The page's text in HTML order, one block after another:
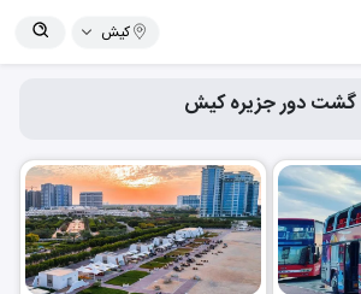
کیش
گشت دور جزیره کیش